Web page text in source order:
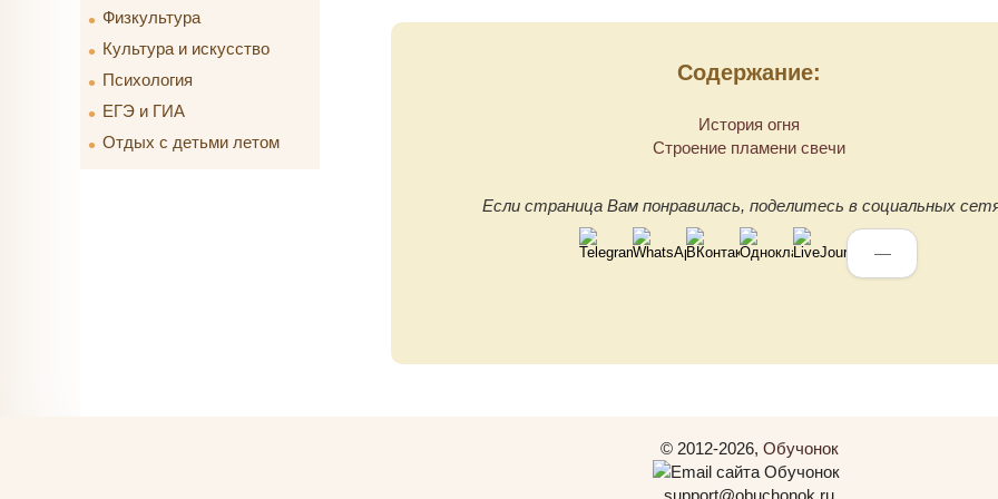
Физкультура
Культура и искусство
Психология
ЕГЭ и ГИА
Отдых с детьми летом
Содержание:
История огня
Строение пламени свечи
Если страница Вам понравилась, поделитесь в социальных
—
© 2012-2026, Обучонок
support@obuchonok.ru